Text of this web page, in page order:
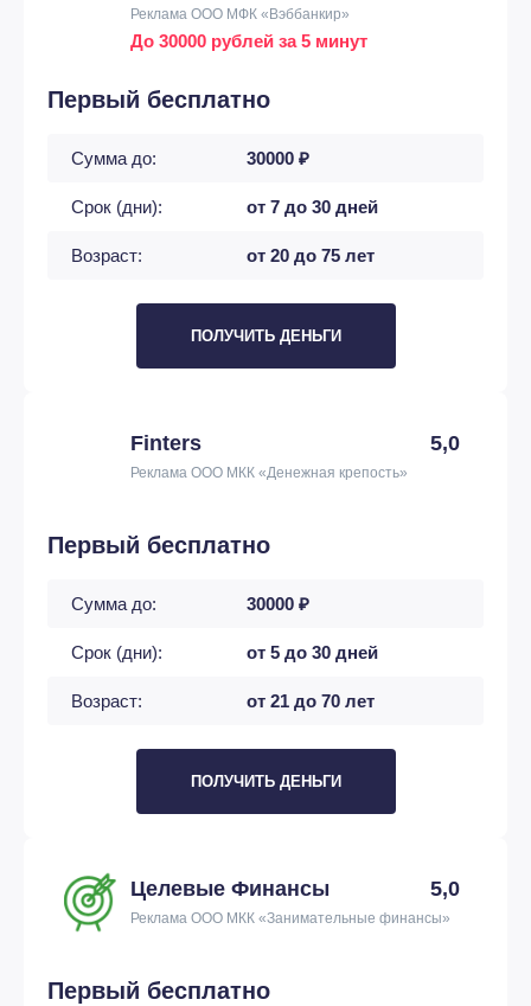
Реклама ООО МФК «Вэббанкир»
До 30000 рублей за 5 минут
Первый бесплатно
Сумма до: 30000 ₽
Срок (дни): от 7 до 30 дней
Возраст: от 20 до 75 лет
ПОЛУЧИТЬ ДЕНЬГИ
Finters 5,0
Реклама ООО МКК «Денежная крепость»
Первый бесплатно
Сумма до: 30000 ₽
Срок (дни): от 5 до 30 дней
Возраст: от 21 до 70 лет
ПОЛУЧИТЬ ДЕНЬГИ
Целевые Финансы 5,0
Реклама ООО МКК «Занимательные финансы»
Первый бесплатно